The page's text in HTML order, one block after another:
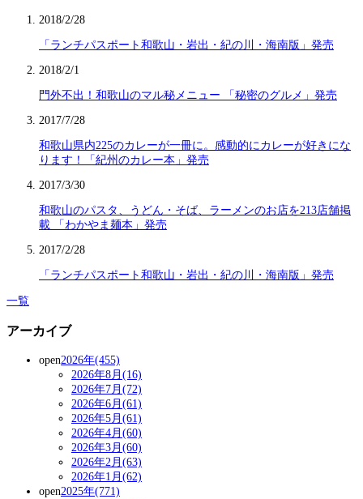
2018/2/28
「ランチパスポート和歌山・岩出・紀の川・海南版」発売
2018/2/1
門外不出！和歌山のマル秘メニュー 「秘密のグルメ」発売
2017/7/28
和歌山県内225のカレーが一冊に。感動的にカレーが好きにな
ります！「紀州のカレー本」発売
2017/3/30
和歌山のパスタ、うどん・そば、ラーメンのお店を213店舗掲
載 「わかやま麺本」発売
2017/2/28
「ランチパスポート和歌山・岩出・紀の川・海南版」発売
一覧
アーカイブ
open2026年(455)
2026年8月(16)
2026年7月(72)
2026年6月(61)
2026年5月(61)
2026年4月(60)
2026年3月(60)
2026年2月(63)
2026年1月(62)
open2025年(771)